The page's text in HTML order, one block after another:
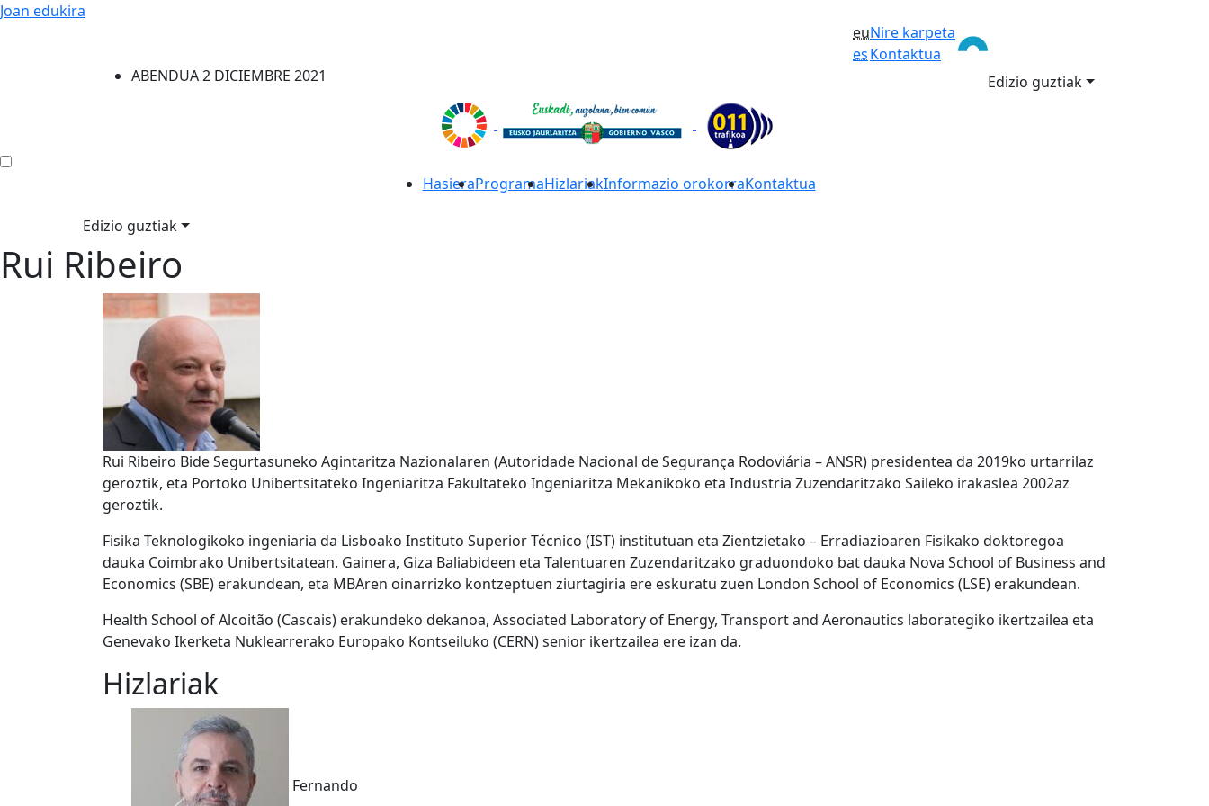
Joan edukira
eu
es
Nire karpeta
Kontaktua
ABENDUA 2 DICIEMBRE 2021
Edizio guztiak
HasieraProgramaHizlariakInformazio orokorraKontaktua
Edizio guztiak
Rui Ribeiro
Rui Ribeiro Bide Segurtasuneko Agintaritza Nazionalaren (Autoridade Nacional de Segurança Rodoviária – ANSR) presidentea da 2019ko urtarrilaz
geroztik, eta Portoko Unibertsitateko Ingeniaritza Fakultateko Ingeniaritza Mekanikoko eta Industria Zuzendaritzako Saileko irakaslea 2002az
geroztik.
Fisika Teknologikoko ingeniaria da Lisboako Instituto Superior Técnico (IST) institutuan eta Zientzietako – Erradiazioaren Fisikako doktoregoa
dauka Coimbrako Unibertsitatean. Gainera, Giza Baliabideen eta Talentuaren Zuzendaritzako graduondoko bat dauka Nova School of Business and
Economics (SBE) erakundean, eta MBAren oinarrizko kontzeptuen ziurtagiria ere eskuratu zuen London School of Economics (LSE) erakundean.
Health School of Alcoitão (Cascais) erakundeko dekanoa, Associated Laboratory of Energy, Transport and Aeronautics laborategiko ikertzailea eta
Genevako Ikerketa Nuklearrerako Europako Kontseiluko (CERN) senior ikertzailea ere izan da.
Hizlariak
Fernando